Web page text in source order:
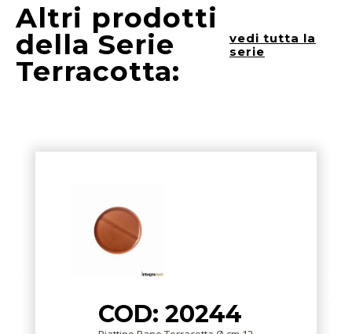
Altri prodotti
della Serie
Terracotta:
vedi tutta la
serie
COD: 20244